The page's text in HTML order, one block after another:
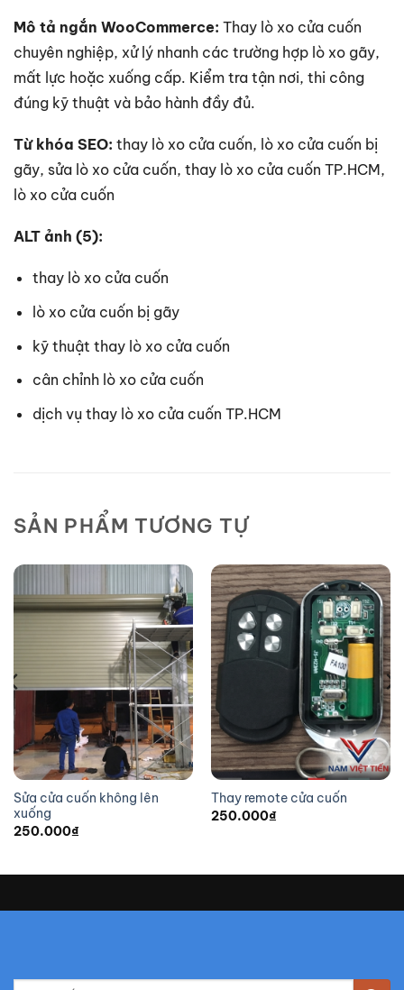
Mô tả ngắn WooCommerce: Thay lò xo cửa cuốn
chuyên nghiệp, xử lý nhanh các trường hợp lò xo gãy,
mất lực hoặc xuống cấp. Kiểm tra tận nơi, thi công
đúng kỹ thuật và bảo hành đầy đủ.
Từ khóa SEO: thay lò xo cửa cuốn, lò xo cửa cuốn bị
gãy, sửa lò xo cửa cuốn, thay lò xo cửa cuốn TP.HCM,
lò xo cửa cuốn
ALT ảnh (5):
thay lò xo cửa cuốn
lò xo cửa cuốn bị gãy
kỹ thuật thay lò xo cửa cuốn
cân chỉnh lò xo cửa cuốn
dịch vụ thay lò xo cửa cuốn TP.HCM
SẢN PHẨM TƯƠNG TỰ
Sửa cửa cuốn không lên
xuống
250.000₫
Thay remote cửa cuốn
250.000₫